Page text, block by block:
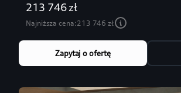
213 746 zł
Najniższa cena:213 746 zł
Zapytaj o ofertę